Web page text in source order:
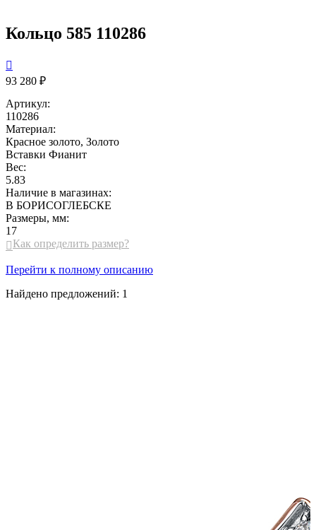
Кольцо 585 110286

93 280 ₽
Артикул:
110286
Материал:
Красное золото, Золото
Вставки Фианит
Вес:
5.83
Наличие в магазинах:
В БОРИСОГЛЕБСКЕ
Размеры, мм:
17
 Как определить размер?
Перейти к полному описанию
Найдено предложений: 1